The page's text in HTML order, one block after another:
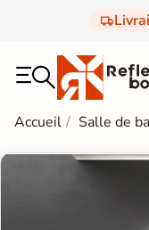
Accueil Salle de